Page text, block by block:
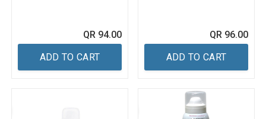
QR 96.00
ADD TO CART
QR 94.00
ADD TO CART